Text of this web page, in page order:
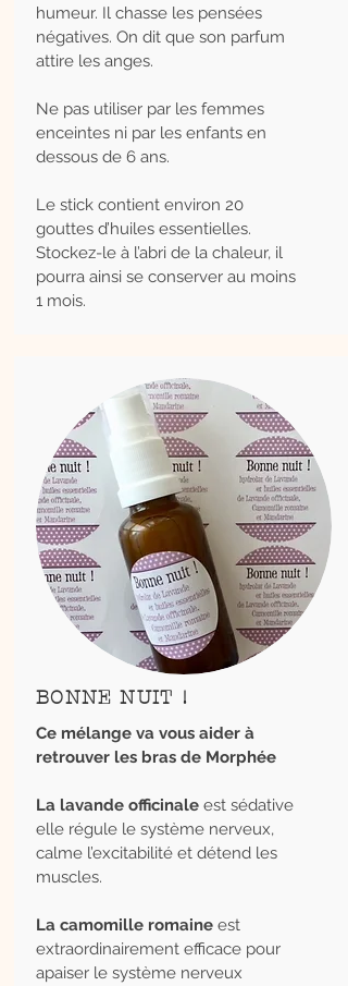
humeur. Il chasse les pensées
négatives. On dit que son parfum
attire les anges.
Ne pas utiliser par les femmes
enceintes ni par les enfants en
dessous de 6 ans.
Le stick contient environ 20
gouttes d’huiles essentielles.
Stockez-le à l’abri de la chaleur, il
pourra ainsi se conserver au moins
1 mois.
BONNE NUIT !
Ce mélange va vous aider à
retrouver les bras de Morphée
La lavande officinale est sédative
elle régule le système nerveux,
calme l’excitabilité et détend les
muscles.
La camomille romaine est
extraordinairement efficace pour
apaiser le système nerveux